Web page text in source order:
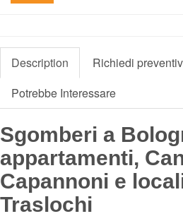
Description Richiedi
Potrebbe Interessare
Sgomberi a
appartamenti,
Capannoni e
Traslochi